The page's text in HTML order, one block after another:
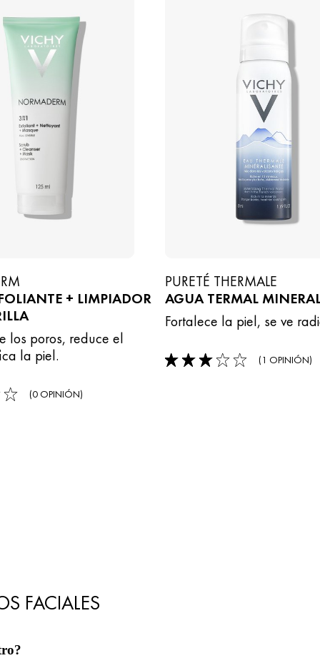
+ LIMPIADOR
los poros, reduce el
la piel.
(0 OPINIÓN)
PURETÉ THERMALE
AGUA TERMAL
Fortalece la piel, se ve
3/5 (1 OPINIÓN)
FACIALES